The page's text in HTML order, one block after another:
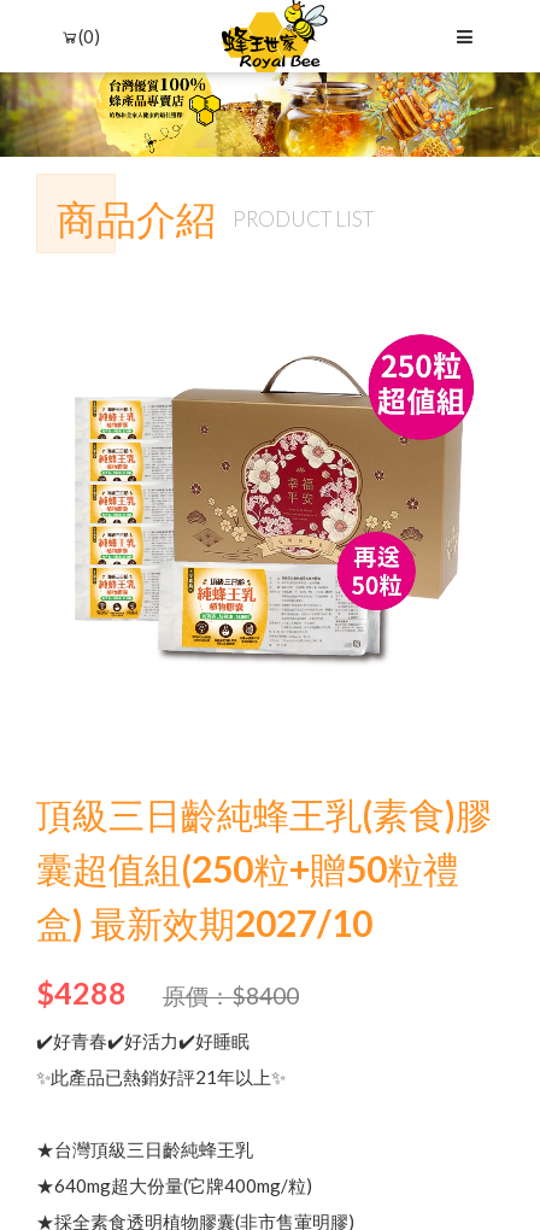
(0)
Menu
品牌故事
商品介紹
最新優惠
Language
中文
English
商品介紹 PRODUCT LIST
頂級三日齡純蜂王乳(素食)膠
囊超值組(250粒+贈50粒禮
盒) 最新效期2027/10
$4288 原價：$8400
✔️好青春✔️好活力✔️好睡眠
✨此產品已熱銷好評21年以上✨
★台灣頂級三日齡純蜂王乳
★640mg超大份量(它牌400mg/粒)
★採全素食透明植物膠囊(非市售葷明膠)